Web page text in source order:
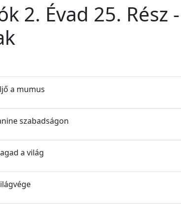
2. Évad 25. Rész -
a mumus
szabadságon
a világ